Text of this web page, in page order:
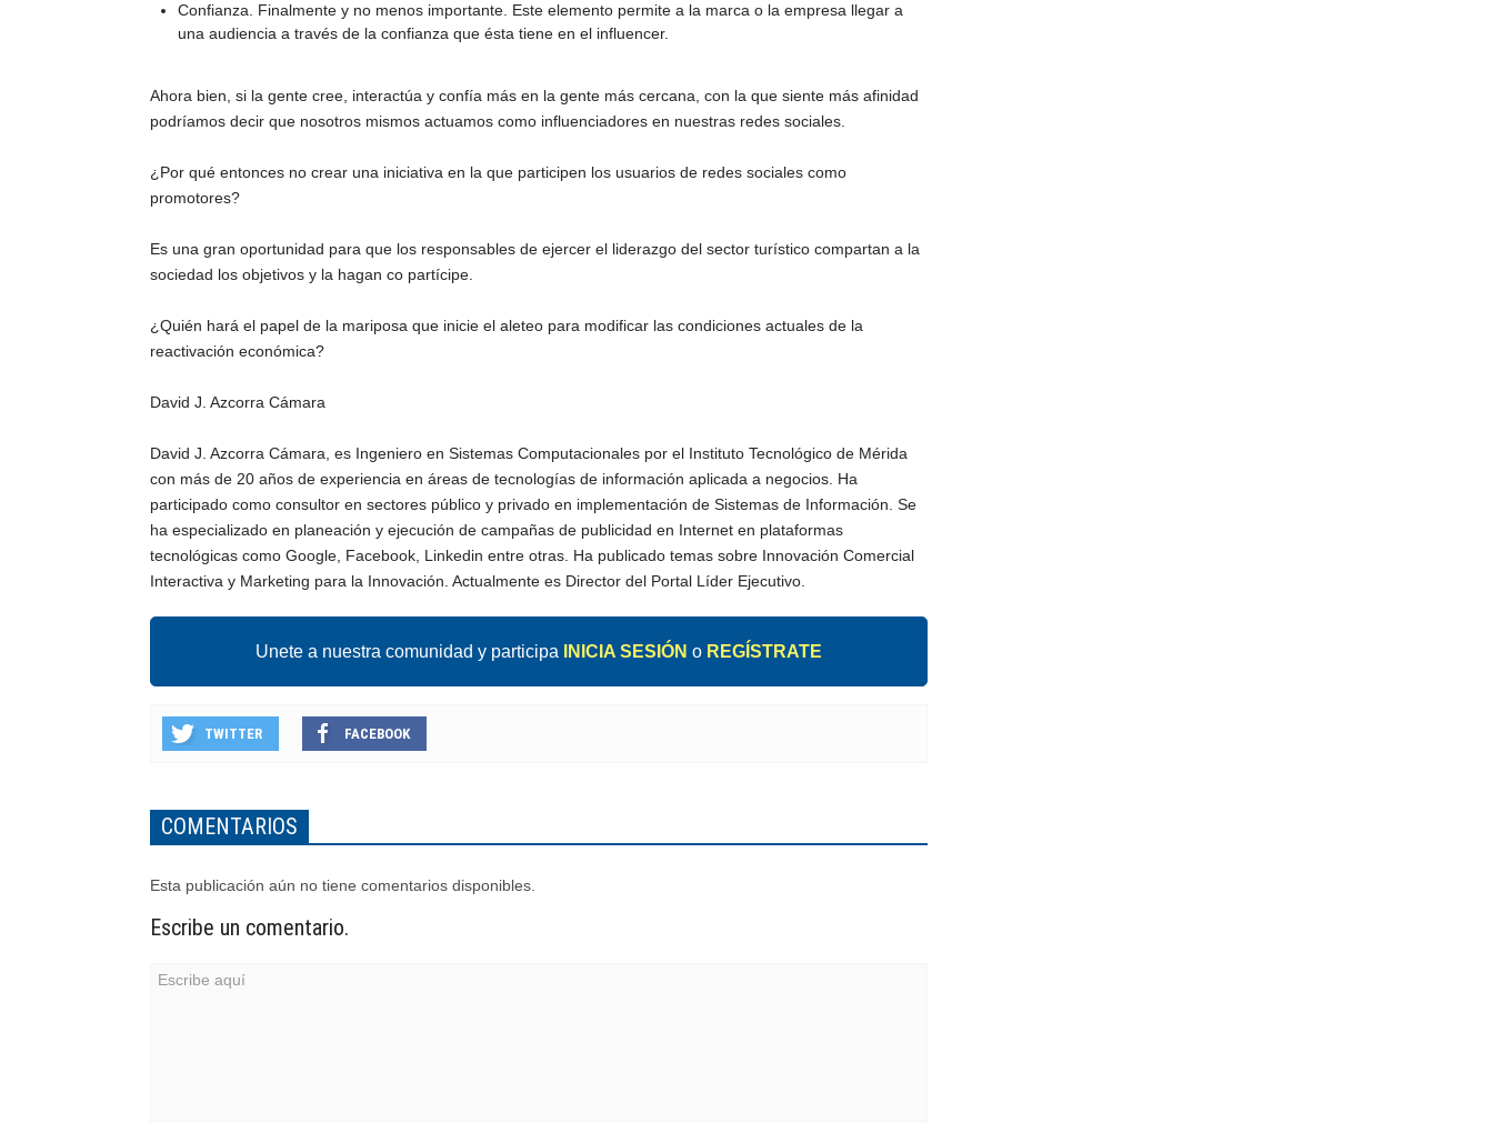
Confianza. Finalmente y no menos importante. Este elemento permite a la marca o la empresa llegar a
una audiencia a través de la confianza que ésta tiene en el influencer.
Ahora bien, si la gente cree, interactúa y confía más en la gente más cercana, con la que siente más afinidad
podríamos decir que nosotros mismos actuamos como influenciadores en nuestras redes sociales.
¿Por qué entonces no crear una iniciativa en la que participen los usuarios de redes sociales como
promotores?
Es una gran oportunidad para que los responsables de ejercer el liderazgo del sector turístico compartan a la
sociedad los objetivos y la hagan co partícipe.
¿Quién hará el papel de la mariposa que inicie el aleteo para modificar las condiciones actuales de la
reactivación económica?
David J. Azcorra Cámara
David J. Azcorra Cámara, es Ingeniero en Sistemas Computacionales por el Instituto Tecnológico de Mérida
con más de 20 años de experiencia en áreas de tecnologías de información aplicada a negocios. Ha
participado como consultor en sectores público y privado en implementación de Sistemas de Información. Se
ha especializado en planeación y ejecución de campañas de publicidad en Internet en plataformas
tecnológicas como Google, Facebook, Linkedin entre otras. Ha publicado temas sobre Innovación Comercial
Interactiva y Marketing para la Innovación. Actualmente es Director del Portal Líder Ejecutivo.
Unete a nuestra comunidad y participa INICIA SESIÓN o REGÍSTRATE
TWITTER FACEBOOK
COMENTARIOS
Esta publicación aún no tiene comentarios disponibles.
Escribe un comentario.